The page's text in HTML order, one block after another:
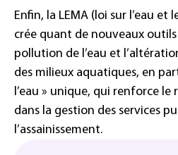
Enfin, la LEMA (loi sur l’eau et
crée quant de nouveaux
pollution de l’eau et
des milieux aquatiques, en
l’eau » unique, qui renforce le
dans la gestion des services
l’assainissement.